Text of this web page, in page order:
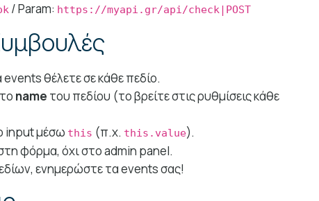
/ Param: https://myapi.gr/api/check|POST
θέλετε σε κάθε πεδίο.
name του πεδίου (το βρείτε στις ρυθμίσεις κάθε
input μέσω this (π.χ. this.value).
φόρμα, όχι στο admin panel.
ενημερώστε τα events σας!